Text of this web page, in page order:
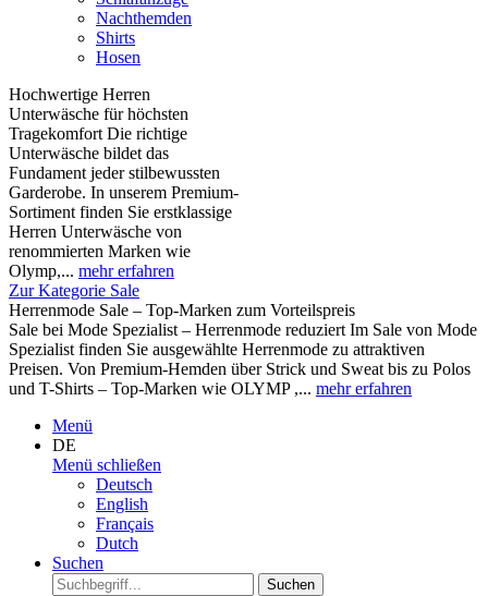
Nachthemden
Shirts
Hosen
Hochwertige Herren
Unterwäsche für höchsten
Tragekomfort Die richtige
Unterwäsche bildet das
Fundament jeder stilbewussten
Garderobe. In unserem Premium-
Sortiment finden Sie erstklassige
Herren Unterwäsche von
renommierten Marken wie
Olymp,... mehr erfahren
Zur Kategorie Sale
Herrenmode Sale – Top-Marken zum Vorteilspreis
Sale bei Mode Spezialist – Herrenmode reduziert Im Sale von Mode
Spezialist finden Sie ausgewählte Herrenmode zu attraktiven
Preisen. Von Premium-Hemden über Strick und Sweat bis zu Polos
und T-Shirts – Top-Marken wie OLYMP ,... mehr erfahren
Menü
DE
Menü schließen
Deutsch
English
Français
Dutch
Suchen
Suchen